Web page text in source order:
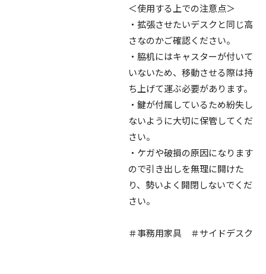
＜使用する上での注意点＞
・拡張させたいデスクと同じ高
さなのかご確認ください。
・脇机にはキャスターが付いて
いないため、移動させる際は持
ち上げて運ぶ必要があります。
・鍵が付属しているため紛失し
ないように大切に保管してくだ
さい。
・ケガや破損の原因になります
ので引き出しを無理に開けた
り、勢いよく開閉しないでくだ
さい。
＃事務用家具 ＃サイドデスク